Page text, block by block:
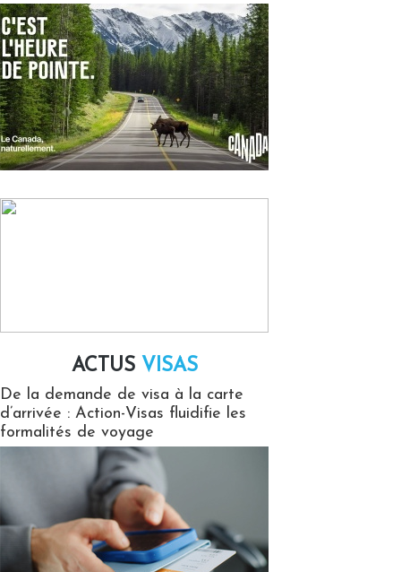
ACTUS VISAS
De la demande de visa à la carte
d’arrivée : Action-Visas fluidifie les
formalités de voyage